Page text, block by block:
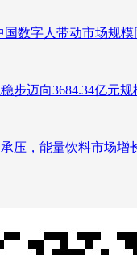
国数字人带动市场规
步迈向3684.34亿元
压，能量饮料市场增